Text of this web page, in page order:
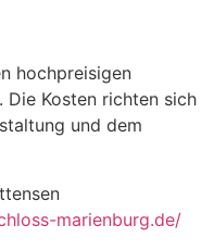
hochpreisigen
Kosten richten sich
und dem
marienburg.de/